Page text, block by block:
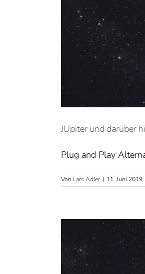
JUpiter und darüber
Plug and Play
Von Lars Adler | 11. Juni 2019